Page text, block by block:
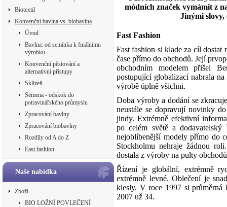
Biotextil
Konvenční bavlna vs. biobavlna
Úvod
Bavlna: od semínka k finálnímu
výrobku
Konvenční pěstování a
alternativní přístupy
Sklizeň
Semena - odskok do
potravinářského průmyslu
Zpracování bavlny
Zpracování biobavlny
Rozdíly od A do Z
Fast fashion
Naše nabídka
Zboží
BIO LOŽNÍ POVLEČENÍ
módních značek vymámit z
Jinými slovy,
Fast Fashion
Fast fashion si klade za cíl
čase přímo do obchodů. Její
obchodním modelem přišel
postupující globalizací nabrala
výrobě úplně všichni.
Doba výroby a dodání se
neustále se dopravují novinky
jindy. Extrémně efektivní
po celém světě a
nejoblíbenější modely přímo do
Stockholmu nehraje žádnou
dostala z výroby na pulty
Řízení je globální, extrémně
extrémně levné. Oblečení je
klesly. V roce 1997 si
2007 už 34.